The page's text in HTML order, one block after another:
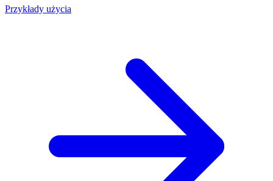
Przykłady użycia